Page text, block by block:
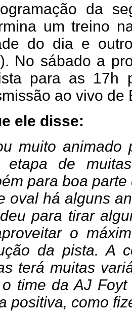
da
um treino
do dia e
No sábado a
para as 17h
ao vivo de
ele disse:
muito
etapa de
para boa
oval há alguns
para tirar
o
da pista. A
terá muitas
time da AJ
positiva, como